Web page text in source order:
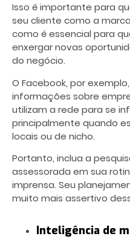
Isso é importante para
seu cliente como a
como é essencial para
enxergar novas
do negócio.
O Facebook, por
informações sobre
utilizam a rede para se
principalmente quando
locais ou de nicho.
Portanto, inclua a
assessorada em sua
imprensa. Seu
muito mais assertivo
Inteligência de